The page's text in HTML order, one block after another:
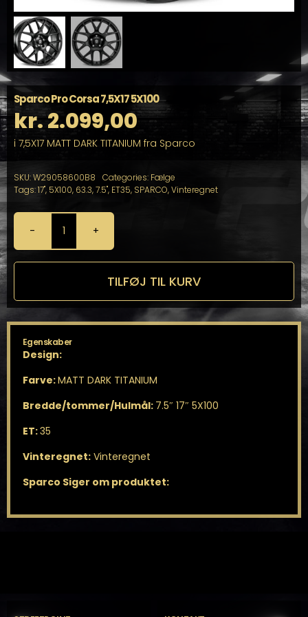
Sparco Pro Corsa 7,5X17 5X100
kr.2.099,00
i 7,5X17 MATT DARK TITANIUM fra Sparco
SKU:W29058600B8 Categories: Fælge
Tags:17", 5X100, 63.3,7.5", ET35, SPARCO,Vinteregnet
Sparco
Pro
Corsa
antal
TILFØJ TIL KURV
Egenskaber
Design:
Farve:MATT DARK TITANIUM
Bredde/tommer/Hulmål: 7.5″ 17″ 5X100
ET:35
Vinteregnet:Vinteregnet
Sparco Siger om produktet: